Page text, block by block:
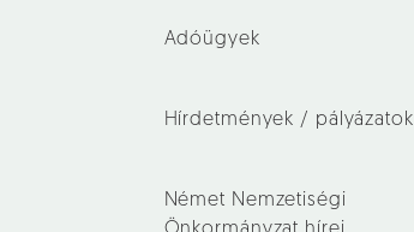
Adóügyek
Hírdetmények / pályázatok
Német Nemzetiségi